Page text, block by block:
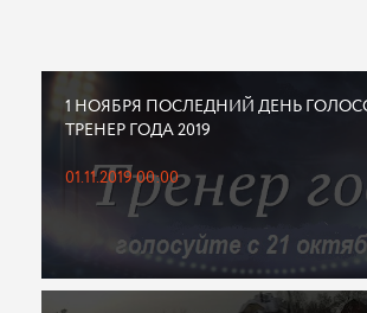
1 НОЯБРЯ ПОСЛЕДНИЙ ДЕНЬ
ТРЕНЕР ГОДА 2019
01.11.2019 00:00